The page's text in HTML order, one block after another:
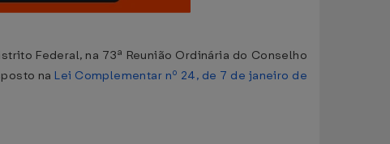
Federal, na 73ª Reunião Ordinária do Conselho
na Lei Complementar nº 24, de 7 de janeiro de